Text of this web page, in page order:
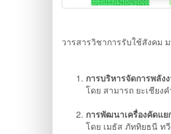
วารสารวิชาการรับใช้สังคม
การบริหารจัดการพลั
โดย สามารถ ยะเชียง
การพัฒนาเครื่องคัดแ
โดย เมธัส ภัททิยธนี